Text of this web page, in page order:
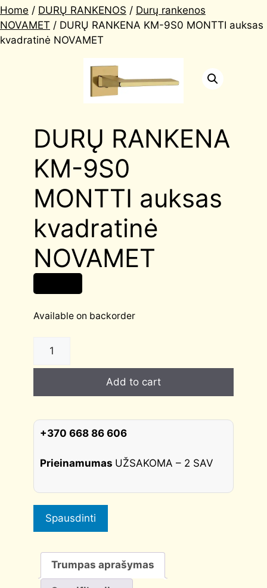
Home / DURŲ RANKENOS / Durų rankenos
NOVAMET / DURŲ RANKENA KM-9S0 MONTTI auksas
kvadratinė NOVAMET
DURŲ RANKENA
KM-9S0
MONTTI auksas
kvadratinė
NOVAMET
Available on backorder
RANKENA
auksas
kvadratinė
quantity
Add to cart
+370 668 86 606
Prieinamumas UŽSAKOMA – 2 SAV
Spausdinti
Trumpas aprašymas